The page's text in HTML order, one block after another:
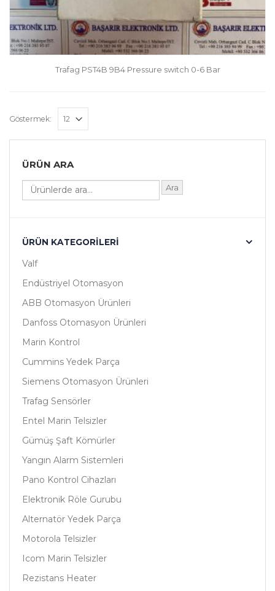
Trafag PST4B 9B4 Pressure switch 0-6 Bar
Göstermek:
ÜRÜN ARA
Ara
ÜRÜN KATEGORILERI
Valf
Endüstriyel Otomasyon
ABB Otomasyon Ürünleri
Danfoss Otomasyon Ürünleri
Marin Kontrol
Cummins Yedek Parça
Siemens Otomasyon Ürünleri
Trafag Sensörler
Entel Marin Telsizler
Gümüş Şaft Kömürler
Yangın Alarm Sistemleri
Pano Kontrol Cihazları
Elektronik Röle Gurubu
Alternatör Yedek Parça
Motorola Telsizler
Icom Marin Telsizler
Rezistans Heater